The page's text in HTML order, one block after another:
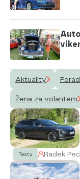
Aktuality
Žena za volantem
Testy Radek